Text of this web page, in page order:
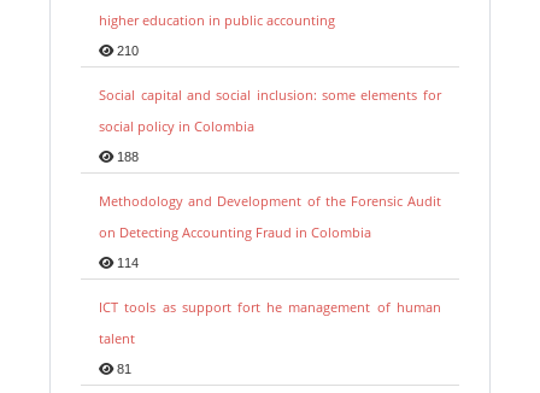
higher education in public accounting
210
Social capital and social inclusion: some elements for
social policy in Colombia
188
Methodology and Development of the Forensic Audit
on Detecting Accounting Fraud in Colombia
114
ICT tools as support fort he management of human
talent
81